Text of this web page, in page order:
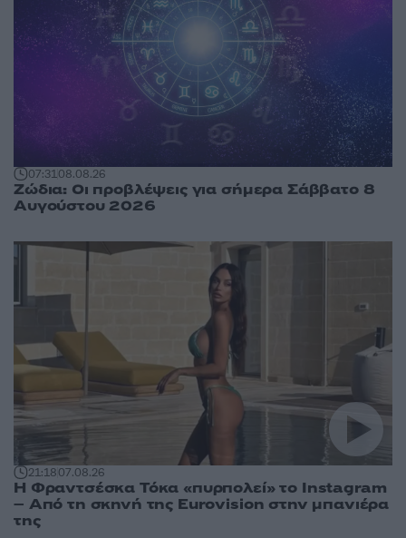
07:3108.08.26
Ζώδια: Οι προβλέψεις για σήμερα Σάββατο 8
Αυγούστου 2026
21:1807.08.26
Η Φραντσέσκα Τόκα «πυρπολεί» το Instagram
– Από τη σκηνή της Eurovision στην μπανιέρα
της